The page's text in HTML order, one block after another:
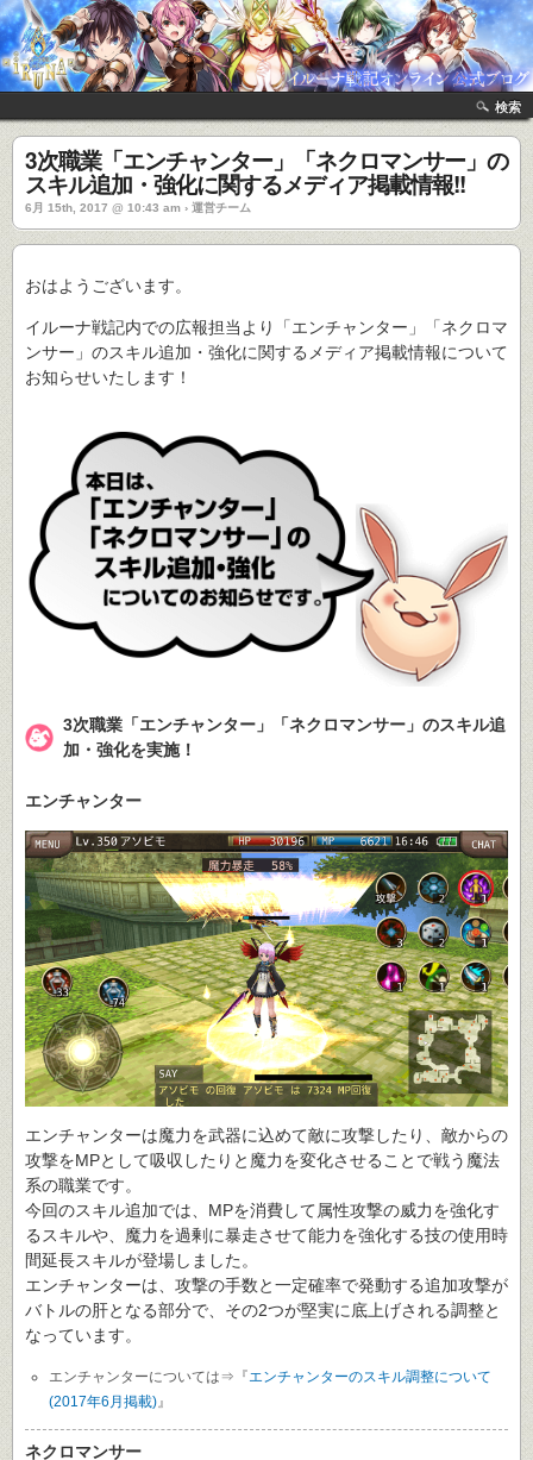
検索
3次職業「エンチャンター」「ネクロマンサー」の
スキル追加・強化に関するメディア掲載情報!!
6月 15th, 2017 @ 10:43 am › 運営チーム
おはようございます。
イルーナ戦記内での広報担当より「エンチャンター」「ネクロマ
ンサー」のスキル追加・強化に関するメディア掲載情報について
お知らせいたします！
3次職業「エンチャンター」「ネクロマンサー」のスキル追
加・強化を実施！
エンチャンター
エンチャンターは魔力を武器に込めて敵に攻撃したり、敵からの
攻撃をMPとして吸収したりと魔力を変化させることで戦う魔法
系の職業です。
今回のスキル追加では、MPを消費して属性攻撃の威力を強化す
るスキルや、魔力を過剰に暴走させて能力を強化する技の使用時
間延長スキルが登場しました。
エンチャンターは、攻撃の手数と一定確率で発動する追加攻撃が
バトルの肝となる部分で、その2つが堅実に底上げされる調整と
なっています。
エンチャンターについては⇒『エンチャンターのスキル調整について
(2017年6月掲載)』
ネクロマンサー